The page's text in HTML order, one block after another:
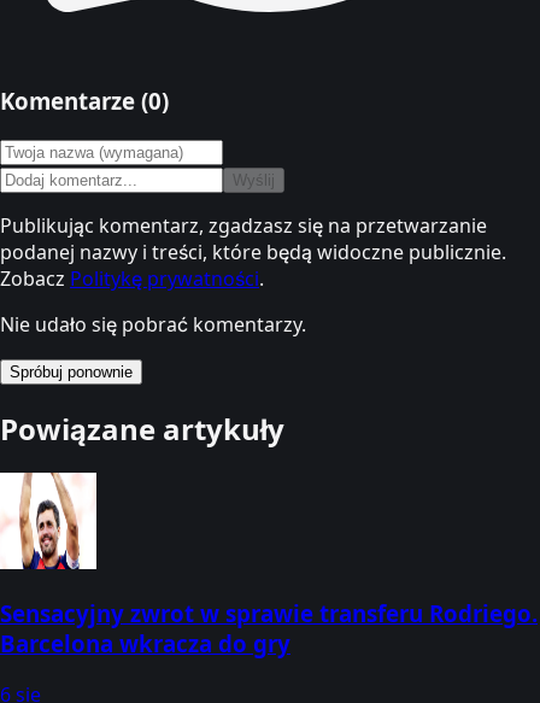
Komentarze (0)
Wyślij
Publikując komentarz, zgadzasz się na przetwarzanie
podanej nazwy i treści, które będą widoczne publicznie.
Zobacz Politykę prywatności.
Nie udało się pobrać komentarzy.
Spróbuj ponownie
Powiązane artykuły
Sensacyjny zwrot w sprawie transferu Rodriego.
Barcelona wkracza do gry
6 sie